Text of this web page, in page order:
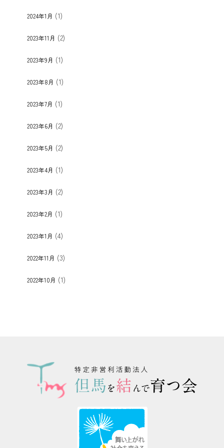
2024年1月 (1)
2023年11月 (2)
2023年9月 (1)
2023年8月 (1)
2023年7月 (1)
2023年6月 (2)
2023年5月 (2)
2023年4月 (1)
2023年3月 (2)
2023年2月 (1)
2023年1月 (4)
2022年11月 (3)
2022年10月 (1)